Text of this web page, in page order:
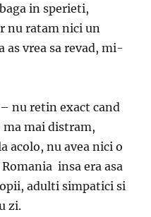
in sperieti,
nu ratam nici un
as vrea sa revad, mi-
– nu retin exact cand
ma mai distram,
acolo, nu avea nici o
insa era asa
adulti simpatici si
zi.